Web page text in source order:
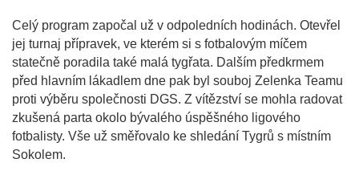
Celý program započal už v odpoledních hodinách. Otevřel
jej turnaj přípravek, ve kterém si s fotbalovým míčem
statečně poradila také malá tygřata. Dalším předkrmem
před hlavním lákadlem dne pak byl souboj Zelenka Teamu
proti výběru společnosti DGS. Z vítězství se mohla radovat
zkušená parta okolo bývalého úspěšného ligového
fotbalisty. Vše už směřovalo ke shledání Tygrů s místním
Sokolem.